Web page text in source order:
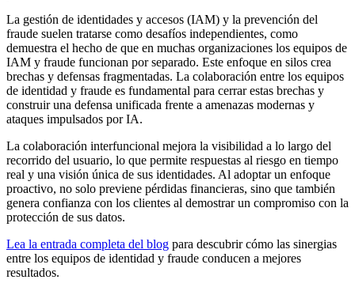
La gestión de identidades y accesos (IAM) y la prevención del
fraude suelen tratarse como desafíos independientes, como
demuestra el hecho de que en muchas organizaciones los equipos de
IAM y fraude funcionan por separado. Este enfoque en silos crea
brechas y defensas fragmentadas. La colaboración entre los equipos
de identidad y fraude es fundamental para cerrar estas brechas y
construir una defensa unificada frente a amenazas modernas y
ataques impulsados por IA.
La colaboración interfuncional mejora la visibilidad a lo largo del
recorrido del usuario, lo que permite respuestas al riesgo en tiempo
real y una visión única de sus identidades. Al adoptar un enfoque
proactivo, no solo previene pérdidas financieras, sino que también
genera confianza con los clientes al demostrar un compromiso con la
protección de sus datos.
Lea la entrada completa del blog para descubrir cómo las sinergias
entre los equipos de identidad y fraude conducen a mejores
resultados.